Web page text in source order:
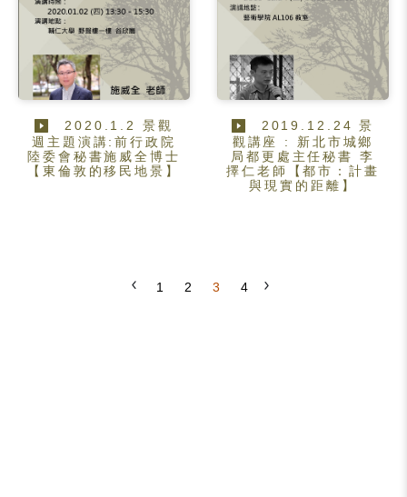
2020.1.2 景觀
週主題演講:前行政院
陸委會秘書施威全博士
【東倫敦的移民地景】
2019.12.24 景
觀講座 : 新北市城鄉
局都更處主任秘書 李
擇仁老師【都市：計畫
與現實的距離】
1 2 3 4